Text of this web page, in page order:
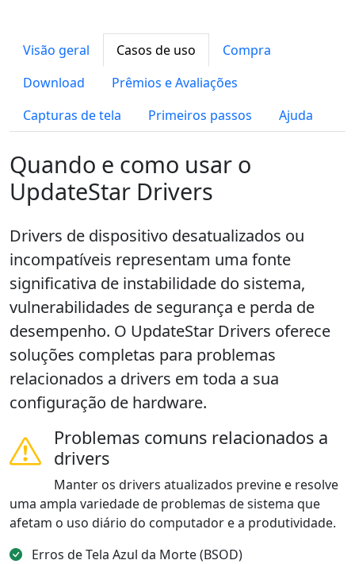
Visão geral Casos de uso
Compra
Download
Prêmios e Avaliações
Capturas de tela
Primeiros passos Ajuda
Quando e como usar o
UpdateStar Drivers
Drivers de dispositivo desatualizados ou
incompatíveis representam uma fonte
significativa de instabilidade do sistema,
vulnerabilidades de segurança e perda de
desempenho. O UpdateStar Drivers oferece
soluções completas para problemas
relacionados a drivers em toda a sua
configuração de hardware.
Problemas comuns relacionados a
drivers
Manter os drivers atualizados previne e resolve
uma ampla variedade de problemas de sistema que
afetam o uso diário do computador e a produtividade.
Erros de Tela Azul da Morte (BSOD)